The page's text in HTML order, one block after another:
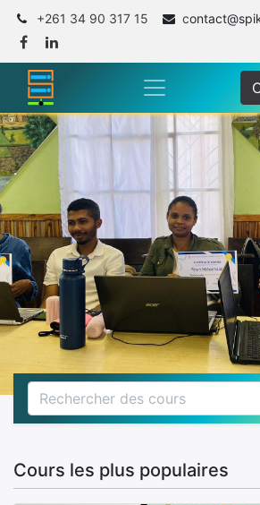
+261 34 90 317 15 c
.
Cours les plus populaires